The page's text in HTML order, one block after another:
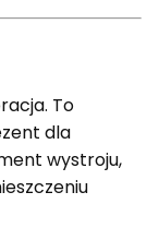
To
dla
wystroju,